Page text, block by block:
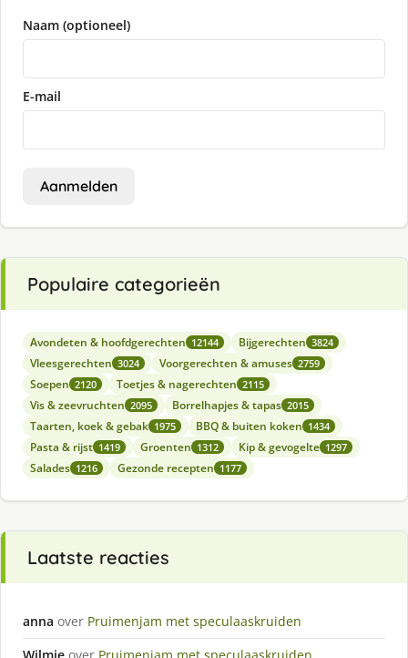
Naam (optioneel)
E-mail
Aanmelden
Populaire categorieën
Avondeten & hoofdgerechten 12144 Bijgerechten 3824
Vleesgerechten 3024 Voorgerechten & amuses 2759
Soepen 2120 Toetjes & nagerechten 2115
Vis & zeevruchten 2095 Borrelhapjes & tapas 2015
Taarten, koek & gebak 1975 BBQ & buiten koken 1434
Pasta & rijst 1419 Groenten 1312 Kip & gevogelte 1297
Salades 1216 Gezonde recepten 1177
Laatste reacties
anna over Pruimenjam met speculaaskruiden